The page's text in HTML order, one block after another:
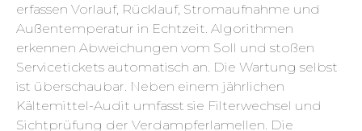
erfassen Vorlauf, Rücklauf, Stromaufnahme und
Außentemperatur in Echtzeit. Algorithmen
erkennen Abweichungen vom Soll und stoßen
Servicetickets automatisch an. Die Wartung selbst
ist überschaubar. Neben einem jährlichen
Kältemittel-Audit umfasst sie Filterwechsel und
Sichtprüfung der Verdampferlamellen. Die